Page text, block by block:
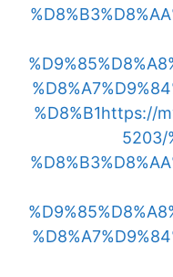
%D8%B1https://
5203/